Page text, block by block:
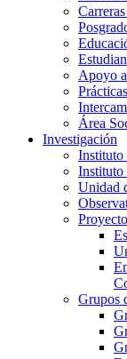
Apoyo
Área
Investigación
Instituto
Instituto
Unidad
Grupos